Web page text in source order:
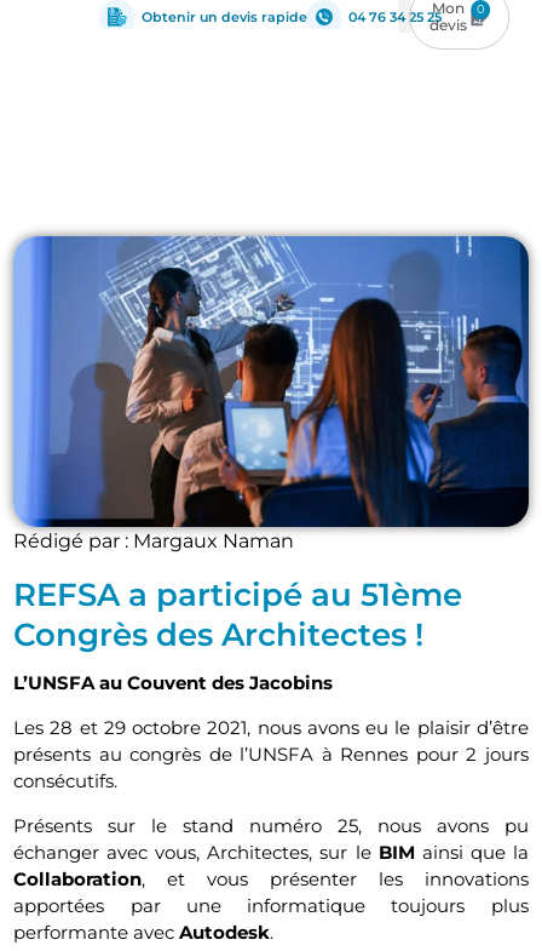
Obtenir un devis rapide 04 76 34 25 25 0
Architecture
Rédigé par : Margaux Naman
REFSA a participé au 51ème
Congrès des Architectes !
L’UNSFA au Couvent des Jacobins
Les 28 et 29 octobre 2021, nous avons eu le plaisir d’être
présents au congrès de l’UNSFA à Rennes pour 2 jours
consécutifs.
Présents sur le stand numéro 25, nous avons pu
échanger avec vous, Architectes, sur le BIM ainsi que la
Collaboration, et vous présenter les innovations
apportées par une informatique toujours plus
performante avecAutodesk.